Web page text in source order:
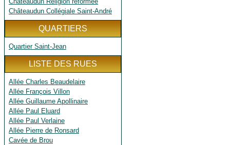
Châteaudun Collégiale Saint-André
QUARTIERS
Quartier Saint-Jean
LISTE DES RUES
Allée Charles Beaudelaire
Allée François Villon
Allée Guillaume Apollinaire
Allée Paul Eluard
Allée Paul Verlaine
Allée Pierre de Ronsard
Cavée de Brou